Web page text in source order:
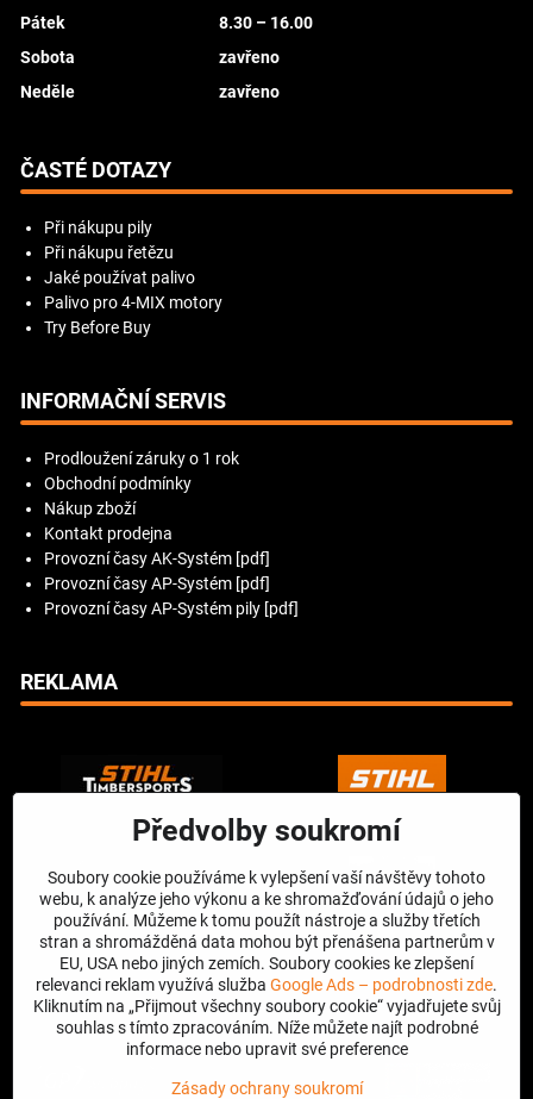
Pátek
8.30 – 16.00
Sobota
zavřeno
Neděle
zavřeno
ČASTÉ DOTAZY
Při nákupu pily
Při nákupu řetězu
Jaké používat palivo
Palivo pro 4-MIX motory
Try Before Buy
INFORMAČNÍ SERVIS
Prodloužení záruky o 1 rok
Obchodní podmínky
Nákup zboží
Kontakt prodejna
Provozní časy AK-Systém [pdf]
Provozní časy AP-Systém [pdf]
Provozní časy AP-Systém pily [pdf]
REKLAMA
Předvolby soukromí
Soubory cookie používáme k vylepšení vaší návštěvy tohoto
webu, k analýze jeho výkonu a ke shromažďování údajů o jeho
používání. Můžeme k tomu použít nástroje a služby třetích
stran a shromážděná data mohou být přenášena partnerům v
EU, USA nebo jiných zemích. Soubory cookies ke zlepšení
relevanci reklam využívá služba Google Ads – podrobnosti zde.
Kliknutím na „Přijmout všechny soubory cookie“ vyjadřujete svůj
souhlas s tímto zpracováním. Níže můžete najít podrobné
informace nebo upravit své preference
Zásady ochrany soukromí